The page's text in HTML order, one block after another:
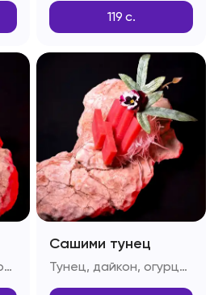
119 с.
Лосось, дайкон, огурцы, лимон
Сашими тунец
Тунец, дайкон, огурцы, лимон